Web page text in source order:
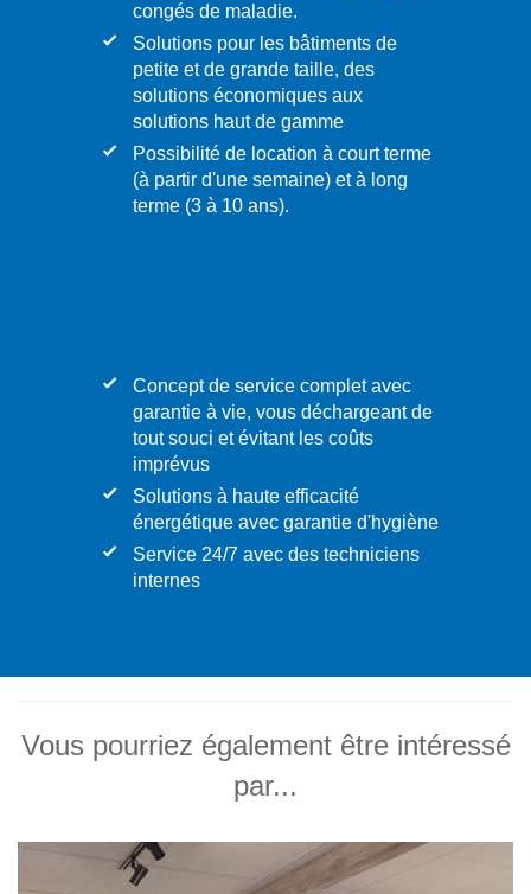
congés de maladie.
Solutions pour les bâtiments de
petite et de grande taille, des
solutions économiques aux
solutions haut de gamme
Possibilité de location à court terme
(à partir d'une semaine) et à long
terme (3 à 10 ans).
Concept de service complet avec
garantie à vie, vous déchargeant de
tout souci et évitant les coûts
imprévus
Solutions à haute efficacité
énergétique avec garantie d'hygiène
Service 24/7 avec des techniciens
internes
Vous pourriez également être intéressé
par...